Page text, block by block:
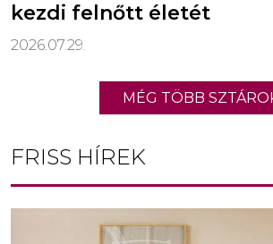
kezdi felnőtt életét
2026.07.29.
MÉG TÖBB
FRISS HÍREK